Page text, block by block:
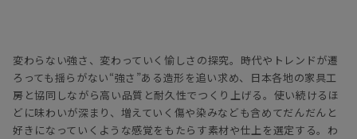
変わらない強さ、変わっていく愉しさの探究。時代やトレンドが遷
ろっても揺らがない“強さ”ある造形を追い求め、日本各地の家具工
房と協同しながら高い品質と耐久性でつくり上げる。使い続けるほ
どに味わいが深まり、増えていく傷や染みなども含めてだんだんと
好きになっていくような感覚をもたらす素材や仕上を選定する。わ